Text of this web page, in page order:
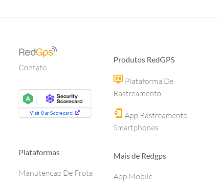
Contato
Plataformas
Manutencao De Frota
Produtos RedGPS
Plataforma De
Rastreamento
App Rastreamento
Smartphones
Mais de Redgps
App Mobile